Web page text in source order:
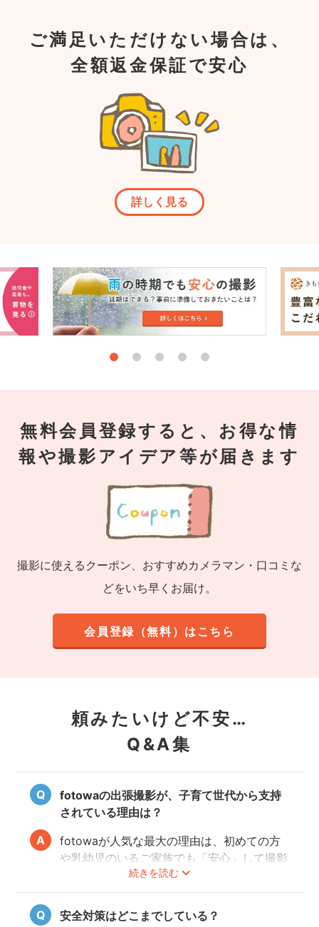
ご満足いただけない場合は、
全額返金保証で安心
詳しく見る
無料会員登録すると、お得な情
報や撮影アイデア等が届きます
撮影に使えるクーポン、おすすめカメラマン・口コミな
どをいち早くお届け。
会員登録（無料）はこちら
頼みたいけど不安…
Q&A集
fotowaの出張撮影が、子育て世代から支持
されている理由は？
続きを読む
fotowaが人気な最大の理由は、初めての方
や乳幼児のいるご家族でも「安心」して撮影
を楽しんでいただけることです。
厳しい審査を通過した、赤ちゃん・子どもの
扱いに慣れているパパ・ママ世代のカメラマ
安全対策はどこまでしている？